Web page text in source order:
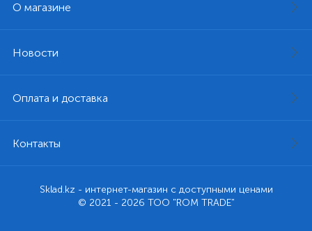
О магазине
Новости
Оплата и доставка
Контакты
Sklad.kz - интернет-магазин с доступными ценами
© 2021 - 2026 ТОО "ROM TRADE"